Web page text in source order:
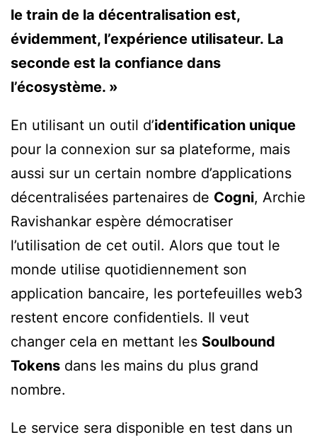
le train de la décentralisation est,
évidemment, l’expérience utilisateur. La
seconde est la confiance dans
l’écosystème. »
En utilisant un outil d’identification unique
pour la connexion sur sa plateforme, mais
aussi sur un certain nombre d’applications
décentralisées partenaires de Cogni, Archie
Ravishankar espère démocratiser
l’utilisation de cet outil. Alors que tout le
monde utilise quotidiennement son
application bancaire, les portefeuilles web3
restent encore confidentiels. Il veut
changer cela en mettant les Soulbound
Tokens dans les mains du plus grand
nombre.
Le service sera disponible en test dans un